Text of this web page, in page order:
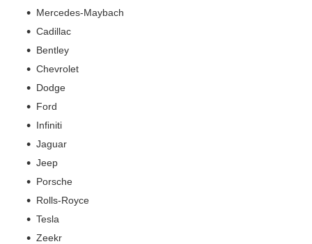
Mercedes-Maybach
Cadillac
Bentley
Chevrolet
Dodge
Ford
Infiniti
Jaguar
Jeep
Porsche
Rolls-Royce
Tesla
Zeekr